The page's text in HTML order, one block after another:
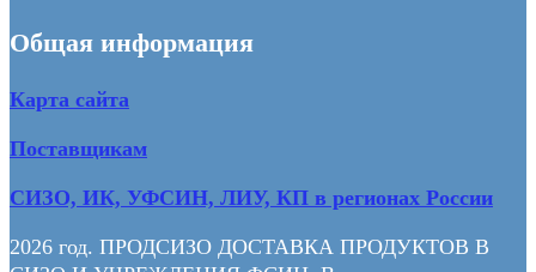
Общая информация
Карта сайта
Поставщикам
СИЗО, ИК, УФСИН, ЛИУ, КП в регионах России
2026 год. ПРОДСИЗО ДОСТАВКА ПРОДУКТОВ В